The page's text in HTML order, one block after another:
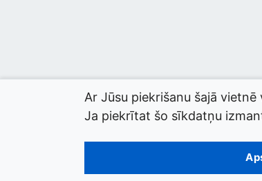
© 2026 termini.gov.lv. Izstrādātājs:
Ar Jūsu piekrišanu šajā
Ja piekrītat šo sīkdatņu